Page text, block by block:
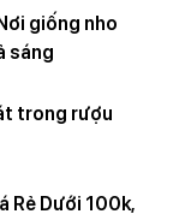
giống nho
sáng
trong rượu
Rẻ Dưới 100k,